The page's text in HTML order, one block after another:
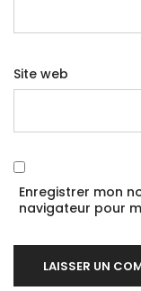
Site web
Enregistrer mon
navigateur pour